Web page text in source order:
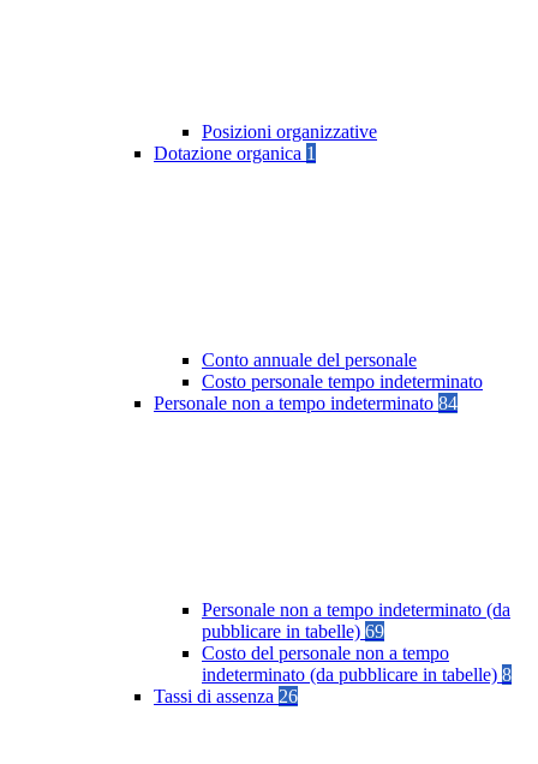
Posizioni organizzative
Dotazione organica 1
Conto annuale del personale
Costo personale tempo indeterminato
Personale non a tempo indeterminato 84
Personale non a tempo indeterminato (da
pubblicare in tabelle) 69
Costo del personale non a tempo
indeterminato (da pubblicare in tabelle) 8
Tassi di assenza 26